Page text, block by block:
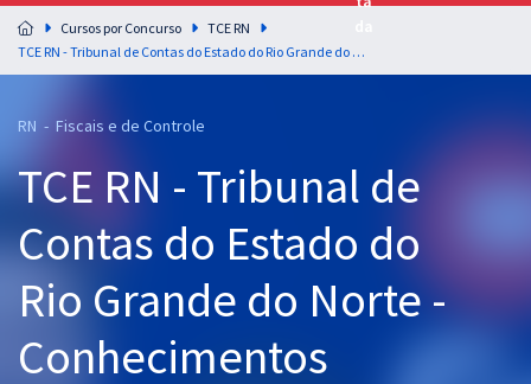
Preparação completa e intensiva para as principais
residências em saúde do Brasil
Cursos 20% OFF
Pós
Graduação
OAB
Cursos por Concurso
TCE RN
TCE RN - Tribunal de Contas do Estado do Rio Grande do Norte - Conhecimentos Específicos para o Cargo 3: Analista Administrativo - Especialidade: Engenharia Civil (Pós-edital)
RN - Fiscais e de Controle
TCE RN - Tribunal de
Contas do Estado do
Rio Grande do Norte -
Conhecimentos